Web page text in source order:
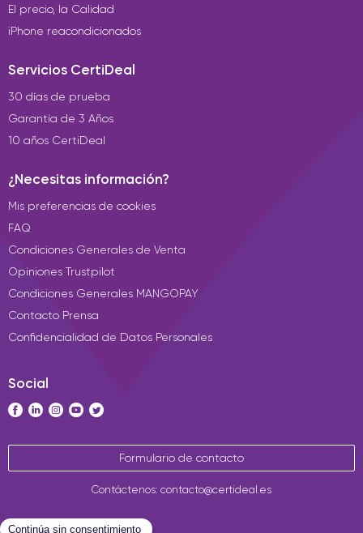
El precio, la Calidad
iPhone reacondicionados
Servicios CertiDeal
30 días de prueba
Garantía de 3 Años
10 años CertiDeal
¿Necesitas información?
Mis preferencias de cookies
FAQ
Condiciones Generales de Venta
Opiniones Trustpilot
Condiciones Generales MANGOPAY
Contacto Prensa
Confidencialidad de Datos Personales
Social
Formulario de contacto
Contáctenos: contacto@certideal.es